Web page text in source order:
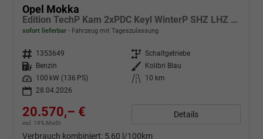
Opel Mokka
Edition TechP Kam 2xPDC Keyl WinterP SHZ LHZ Temp
sofort lieferbar Fahrzeug mit Tageszulassung
Fahrzeugnr. 1353649 Getriebe Schaltgetriebe
Kraftstoff
Benzin Außenfarbe
Kolibri Blau
Leistung
100 kW (136 PS) Kilometerstand
10 km
28.04.2026
20.570,– €
incl. 19% MwSt.
Details
Verbrauch kombiniert: 5,60 l/100km